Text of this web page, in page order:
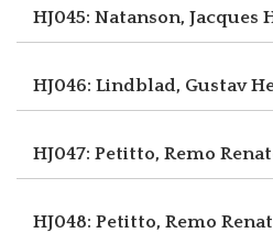
HJ045: Natanson, Jacques
HJ046: Lindblad, Gustav
HJ047: Petitto, Remo
HJ048: Petitto, Remo